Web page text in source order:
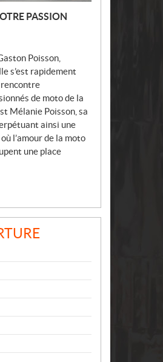
PASSION
Poisson,
s’est rapidement
rencontre
de moto de la
Mélanie Poisson, sa
ainsi une
l’amour de la moto
une place